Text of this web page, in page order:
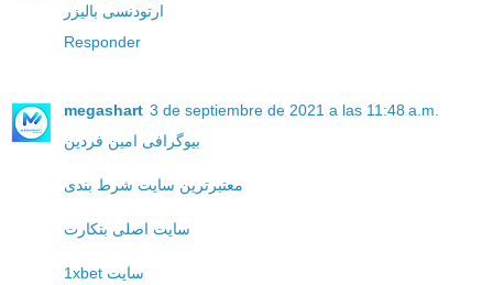
ارتودنسی بالیزر
Responder
megashart 3 de septiembre de 2021 a las 11:48 a.m.
بیوگرافی امین فردین
معتبرترین سایت شرط بندی
سایت اصلی بتکارت
1xbet سایت